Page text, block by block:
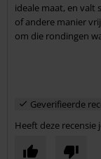
Commentaar
ideale maat, en valt
of andere manier
om die rondingen
Geverifieerde
Heeft deze recensie